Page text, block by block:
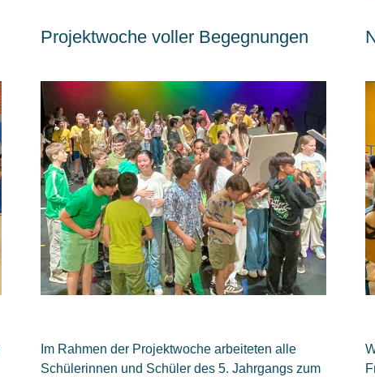
Projektwoche voller Begegnungen
Im Rahmen der Projektwoche arbeiteten alle
Schülerinnen und Schüler des 5. Jahrgangs zum